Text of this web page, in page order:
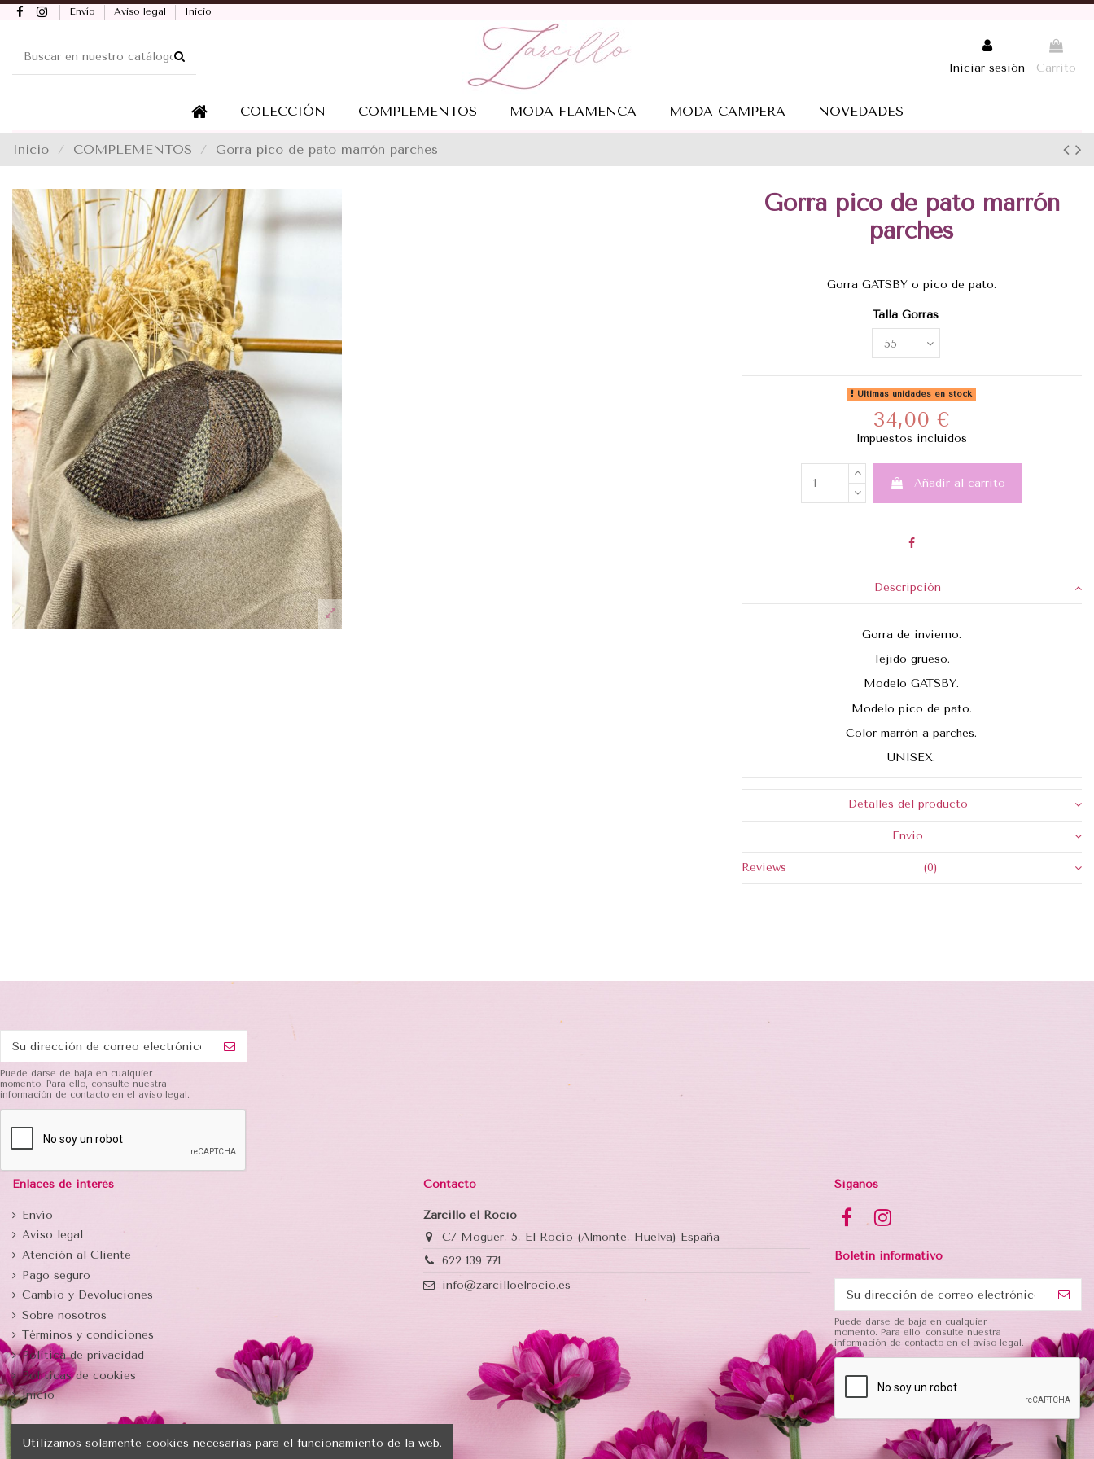
Envío Aviso legal Inicio
Iniciar sesión Carrito
COLECCIÓN COMPLEMENTOS MODA FLAMENCA MODA CAMPERA NOVEDADES
Inicio COMPLEMENTOS Gorra pico de pato marrón parches
Gorra pico de pato marrón
parches
Gorra GATSBY o pico de pato.
Talla Gorras
Últimas unidades en stock
34,00 €
Impuestos incluidos
Añadir al carrito
Descripción
Gorra de invierno.
Tejido grueso.
Modelo GATSBY.
Modelo pico de pato.
Color marrón a parches.
UNISEX.
Detalles del producto
Envio
Reviews (0)
Puede darse de baja en cualquier
momento. Para ello, consulte nuestra
información de contacto en el aviso legal.
Enlaces de interés
Envío
Aviso legal
Atención al Cliente
Pago seguro
Cambio y Devoluciones
Sobre nosotros
Términos y condiciones
Política de privacidad
Politicas de cookies
Inicio
Contacto
Zarcillo el Rocío
C/ Moguer, 5, El Rocío (Almonte, Huelva) España
622 139 771
info@zarcilloelrocio.es
Síganos
Boletin informativo
Puede darse de baja en cualquier
momento. Para ello, consulte nuestra
información de contacto en el aviso legal.
Utilizamos solamente cookies necesarias para el funcionamiento de la web.